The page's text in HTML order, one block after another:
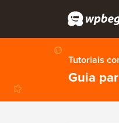
Tutoriais
Guia